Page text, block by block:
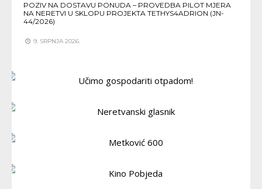
POZIV NA DOSTAVU PONUDA – PROVEDBA PILOT MJERA
NA NERETVI U SKLOPU PROJEKTA TETHYS4ADRION (JN-
44/2026)
9. SRPNJA 2026.